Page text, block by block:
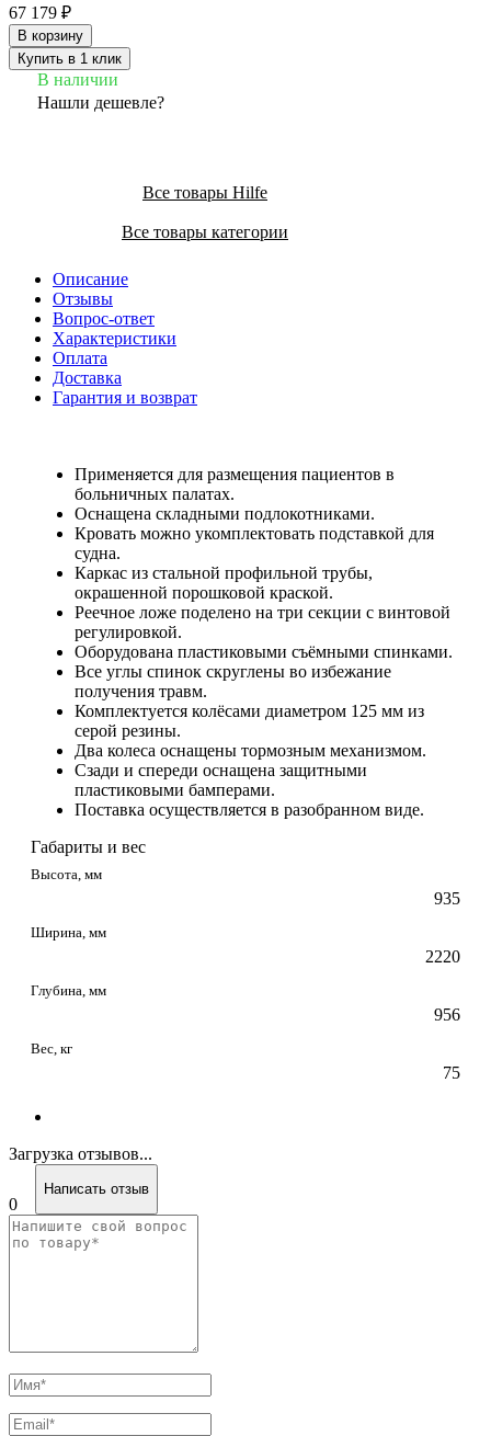
67 179 ₽
В корзину
Купить в 1 клик
В наличии
Нашли дешевле?
Все товары Hilfe
Все товары категории
Описание
Отзывы
Вопрос-ответ
Характеристики
Оплата
Доставка
Гарантия и возврат
Применяется для размещения пациентов в
больничных палатах.
Оснащена складными подлокотниками.
Кровать можно укомплектовать подставкой для
судна.
Каркас из стальной профильной трубы,
окрашенной порошковой краской.
Реечное ложе поделено на три секции с винтовой
регулировкой.
Оборудована пластиковыми съёмными спинками.
Все углы спинок скруглены во избежание
получения травм.
Комплектуется колёсами диаметром 125 мм из
серой резины.
Два колеса оснащены тормозным механизмом.
Сзади и спереди оснащена защитными
пластиковыми бамперами.
Поставка осуществляется в разобранном виде.
Габариты и вес
Высота, мм
935
Ширина, мм
2220
Глубина, мм
956
Вес, кг
75
Загрузка отзывов...
0
Написать отзыв